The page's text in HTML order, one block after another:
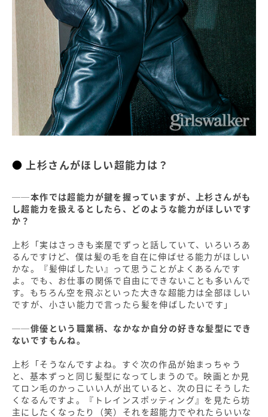
上杉さんがほしい超能力は？
──本作では超能力が鍵を握っていますが、上杉さんがも
し超能力を扱えるとしたら、どのような能力がほしいです
か？
上杉「実はさっきも楽屋でずっと話していて、いろいろあ
るんですけど、僕は髪の毛を自在に伸ばせる能力がほしい
かな。『髪伸ばしたい』って思うことがよくあるんです
よ。でも、お仕事の関係で自由にできないことも多いんで
す。もちろん空を飛ぶといった大きな超能力は全部ほしい
ですが、小さい能力で言ったら髪を伸ばしたいです」
──俳優という職業柄、なかなか自分の好きな髪型にでき
ないですもんね。
上杉「そうなんですよね。すぐ次の作品が始まっちゃう
と、基本ずっと同じ髪型になってしまうので。映画とか見
てロン毛のかっこいい人が出ていると、次の日にそうした
くなるんですよ。『トレインスポッティング』を見たら坊
主にしたくなったり（笑）それを超能力でやれたらいいな